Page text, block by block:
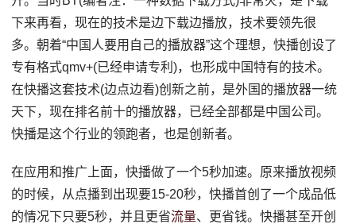
下来再看，现在的技术是边下载边播放，技术要领先很
多。朝着“中国人要用自己的播放器”这个理想，快播创设了
专有格式qmv+(已经申请专利)，也形成中国特有的技术。
在快播这套技术(边点边看)创新之前，是外国的播放器一统
天下，现在排名前十的播放器，已经全部都是中国公司。
快播是这个行业的领跑者，也是创新者。
在应用和推广上面，快播做了一个5秒加速。原来播放视频
的时候，从点播到出现要15-20秒，快播首创了一个成品低
的情况下只要5秒，并且更省流量、更省钱。快播甚至开创